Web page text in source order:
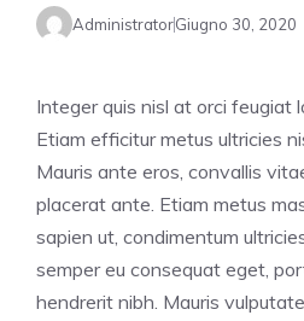
AdministratorGiugno 30, 2020
Integer quis nisl at orci feugiat
Etiam efficitur metus ultricies
Mauris ante eros, convallis
placerat ante. Etiam metus
sapien ut, condimentum
semper eu consequat eget,
hendrerit nibh. Mauris